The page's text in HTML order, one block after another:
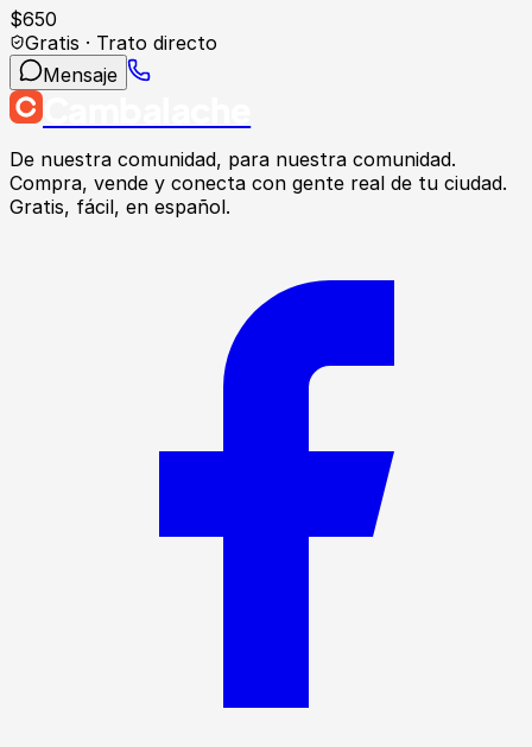
$650
Gratis · Trato directo
Mensaje
De nuestra comunidad, para nuestra comunidad.
Compra, vende y conecta con gente real de tu ciudad.
Gratis, fácil, en español.